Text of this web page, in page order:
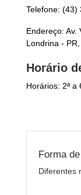
Telefone: (43)
Endereço: Av.
Londrina -
Horário
Horários: 2ª a
Forma
Diferentes